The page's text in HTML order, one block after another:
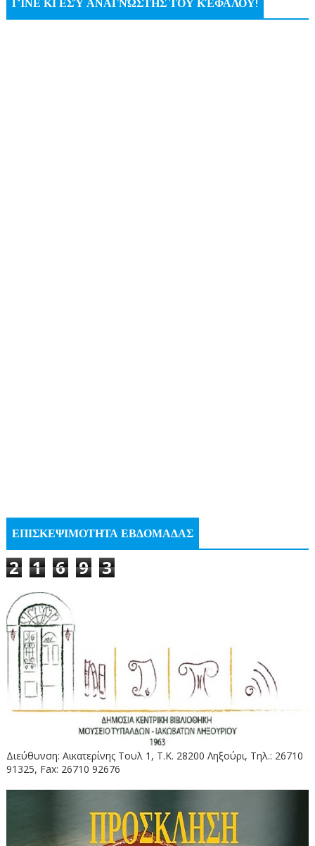
ΓΊΝΕ ΚΙ ΕΣΎ ΑΝΑΓΝΏΣΤΗΣ ΤΟΥ ΚΈΦΑΛΟΥ!
ΕΠΙΣΚΕΨΙΜΟΤΗΤΑ ΕΒΔΟΜΑΔΑΣ
2 1 6 9 3
Διεύθυνση: Αικατερίνης Τουλ 1, Τ.Κ. 28200 Ληξούρι, Τηλ.: 26710
91325, Fax: 26710 92676